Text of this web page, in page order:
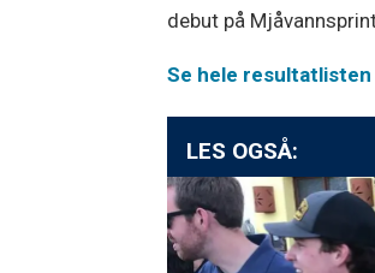
debut på
Se hele
LES OGSÅ: